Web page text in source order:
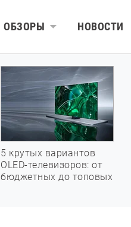
ОБЗОРЫ НОВОСТИ
5 крутых вариантов
OLED-телевизоров: от
бюджетных до топовых